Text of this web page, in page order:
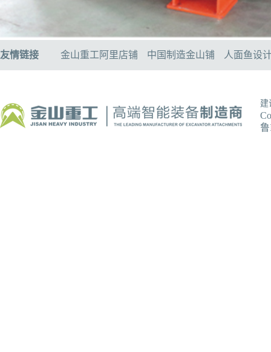
友情链接 金山重工阿里店铺 中国制造金山铺 人面鱼设
建
鲁